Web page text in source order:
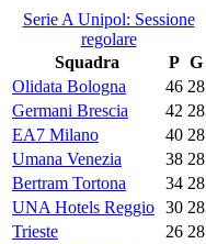
Serie A Unipol: Sessione
regolare
Squadra
P G
Olidata Bologna
46 28
Germani Brescia
42 28
EA7 Milano
40 28
Umana Venezia
38 28
Bertram Tortona
34 28
UNA Hotels Reggio 30 28
Trieste
26 28